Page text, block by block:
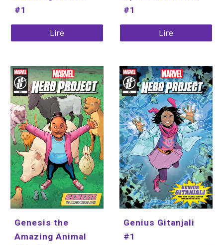
#1
Lire
#1
Lire
Genesis the
Amazing Animal
Genius Gitanjali
#1